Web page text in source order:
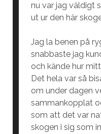
nu var jag väldigt
ut ur den här
Jag la benen på
snabbaste jag
och kände hur
Det hela var så
om under dagen
sammankopplat
som att det var
skogen i sig som